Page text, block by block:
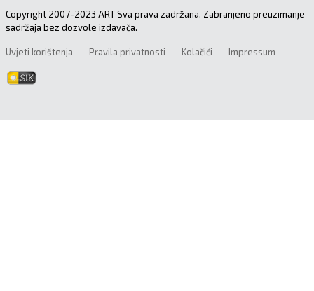
Copyright 2007-2023 ART Sva prava zadržana. Zabranjeno preuzimanje
sadržaja bez dozvole izdavača.
Uvjeti korištenja Pravila privatnosti Kolačići Impressum